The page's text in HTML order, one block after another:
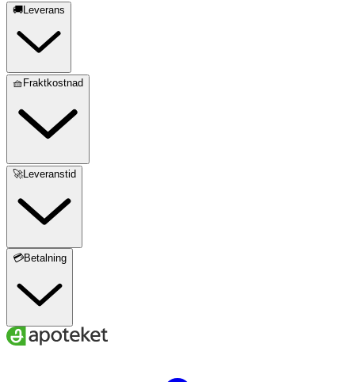
🚚Leverans
🧺Fraktkostnad
🚀Leveranstid
💳Betalning